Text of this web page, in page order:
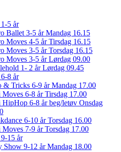
5 år
Ballet 3-5 år Mandag 16.15
Moves 4-5 år Tirsdag 16.15
Moves 3-5 år Torsdag 16.15
Moves 3-5 år Lørdag 09.00
1- 2 år Lørdag 09.45
8 år
& Tricks 6-9 år Mandag 17.00
6-8 år Tirsdag 17.00
6-8 år beg/letøv Onsdag
6-10 år Torsdag 16.00
7-9 år Torsdag 17.00
15 år
Show 9-12 år Mandag 18.00